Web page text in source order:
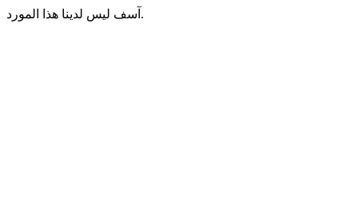
آسف ليس لدينا هذا المورد.